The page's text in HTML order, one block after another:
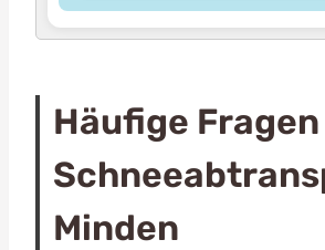
Häufige Fragen
Minden